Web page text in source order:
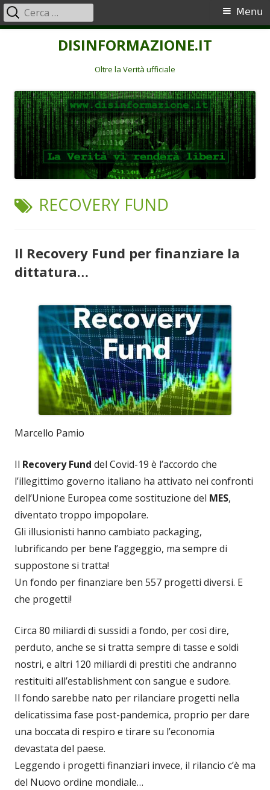
DISINFORMAZIONE.IT
Oltre la Verità ufficiale
Menu
principale
Menu
Ricerca
per:
TAG:
RECOVERY FUND
Il Recovery Fund per finanziare la
dittatura…
Marcello Pamio
Il Recovery Fund del Covid-19 è l’accordo che
l’illegittimo governo italiano ha attivato nei confronti
dell’Unione Europea come sostituzione del MES,
diventato troppo impopolare.
Gli illusionisti hanno cambiato packaging,
lubrificando per bene l’aggeggio, ma sempre di
suppostone si tratta!
Un fondo per finanziare ben 557 progetti diversi. E
che progetti!
Circa 80 miliardi di sussidi a fondo, per così dire,
perduto, anche se si tratta sempre di tasse e soldi
nostri, e altri 120 miliardi di prestiti che andranno
restituiti all’establishment con sangue e sudore.
Il fondo sarebbe nato per rilanciare progetti nella
delicatissima fase post-pandemica, proprio per dare
una boccata di respiro e tirare su l’economia
devastata del paese.
Leggendo i progetti finanziari invece, il rilancio c’è ma
del Nuovo ordine mondiale…